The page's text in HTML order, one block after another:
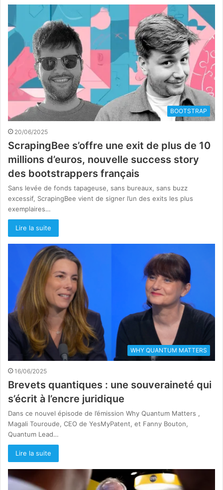
BOOTSTRAP
20/06/2025
ScrapingBee s’offre une exit de plus de 10
millions d’euros, nouvelle success story
des bootstrappers français
Sans levée de fonds tapageuse, sans bureaux, sans buzz
excessif, ScrapingBee vient de signer l’un des exits les plus
exemplaires…
Lire la suite
WHY QUANTUM MATTERS
16/06/2025
Brevets quantiques : une souveraineté qui
s’écrit à l’encre juridique
Dans ce nouvel épisode de l’émission Why Quantum Matters ,
Magali Touroude, CEO de YesMyPatent, et Fanny Bouton,
Quantum Lead…
Lire la suite